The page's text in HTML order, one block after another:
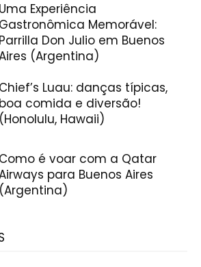
Uma Experiência
Gastronômica Memorável:
Parrilla Don Julio em Buenos
(Argentina)
Chief’s Luau: danças típicas,
boa comida e diversão!
(Honolulu, Hawaii)
Como é voar com a Qatar
para Buenos Aires
(Argentina)